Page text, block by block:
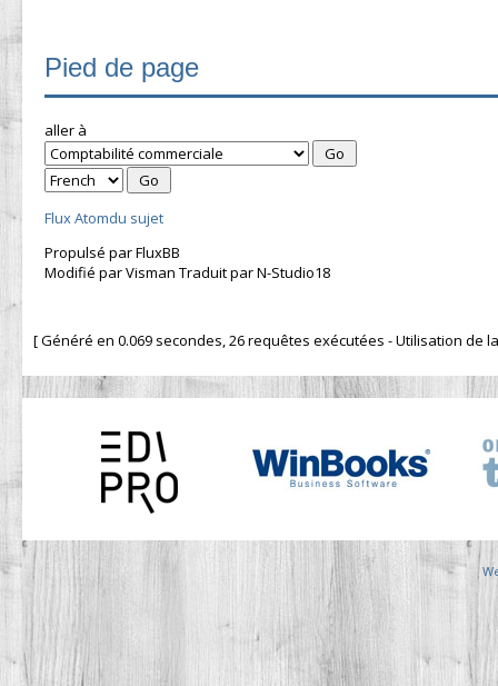
Pied de page
aller à
Flux Atomdu sujet
Propulsé par FluxBB
Modifié par Visman Traduit par N-Studio18
[ Généré en 0.069 secondes, 26 requêtes exécutées - Utilisation de la